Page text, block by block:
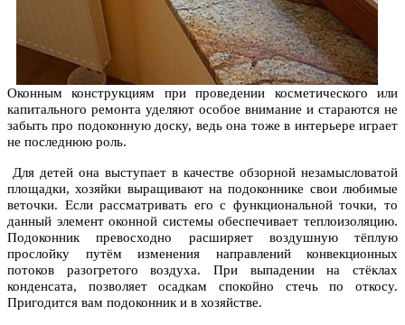
Оконным конструкциям при проведении косметического или
капитального ремонта уделяют особое внимание и стараются не
забыть про подоконную доску, ведь она тоже в интерьере играет
не последнюю роль.
Для детей она выступает в качестве обзорной незамысловатой
площадки, хозяйки выращивают на подоконнике свои любимые
веточки. Если рассматривать его с функциональной точки, то
данный элемент оконной системы обеспечивает теплоизоляцию.
Подоконник превосходно расширяет воздушную тёплую
прослойку путём изменения направлений конвекционных
потоков разогретого воздуха. При выпадении на стёклах
конденсата, позволяет осадкам спокойно стечь по откосу.
Пригодится вам подоконник и в хозяйстве.